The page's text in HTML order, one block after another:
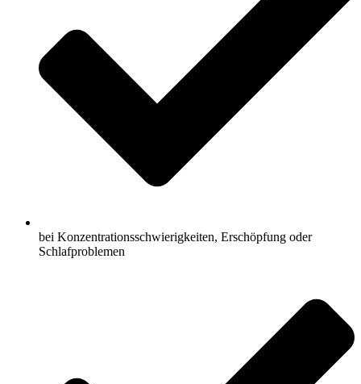
bei Konzentrationsschwierigkeiten, Erschöpfung oder
Schlafproblemen